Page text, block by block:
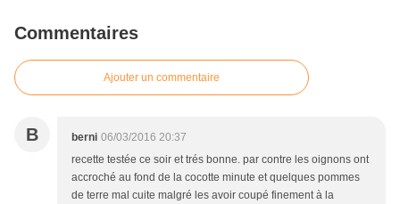
Commentaires
Ajouter un commentaire
B berni 06/03/2016 20:37
recette testée ce soir et trés bonne. par contre les oignons ont
accroché au fond de la cocotte minute et quelques pommes
de terre mal cuite malgré les avoir coupé finement à la